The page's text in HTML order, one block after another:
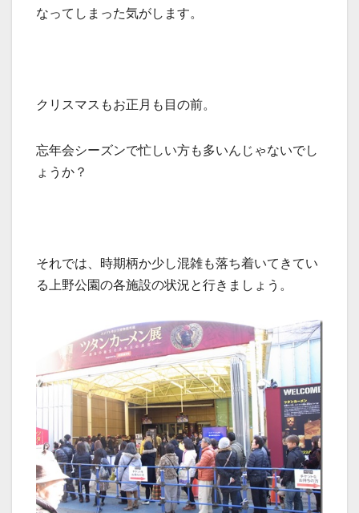
なってしまった気がします。
クリスマスもお正月も目の前。
忘年会シーズンで忙しい方も多いんじゃないでし
ょうか？
それでは、時期柄か少し混雑も落ち着いてきてい
る上野公園の各施設の状況と行きましょう。